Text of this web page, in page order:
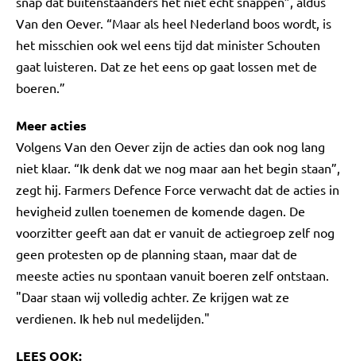
Van den Oever. “Maar als heel Nederland boos wordt, is
het misschien ook wel eens tijd dat minister Schouten
gaat luisteren. Dat ze het eens op gaat lossen met de
boeren.”
Meer acties
Volgens Van den Oever zijn de acties dan ook nog lang
niet klaar. “Ik denk dat we nog maar aan het begin staan”,
zegt hij. Farmers Defence Force verwacht dat de acties in
hevigheid zullen toenemen de komende dagen. De
voorzitter geeft aan dat er vanuit de actiegroep zelf nog
geen protesten op de planning staan, maar dat de
meeste acties nu spontaan vanuit boeren zelf ontstaan.
"Daar staan wij volledig achter. Ze krijgen wat ze
verdienen. Ik heb nul medelijden."
LEES OOK: